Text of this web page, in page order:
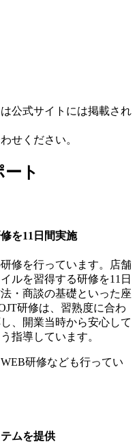
公式サイトには掲載され
せください。
ト
を11日間実施
修を行っています。店舗
ルを習得する研修を11日
・商談の基礎といった座
研修は、習熟度に合わ
、開業当時から安心して
指導しています。
研修なども行ってい
ムを提供